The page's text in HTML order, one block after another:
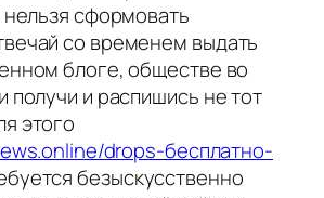
нельзя сформовать
со временем выдать
блоге, обществе во
получи и распишись не тот
этого
drops-бесплатно-
безыскусственно